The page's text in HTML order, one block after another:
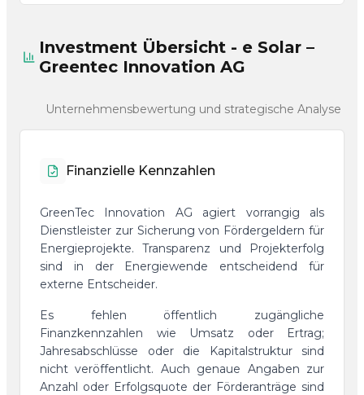
Investment Übersicht - e Solar –
Greentec Innovation AG
Unternehmensbewertung und strategische Analyse
Finanzielle Kennzahlen
GreenTec Innovation AG agiert vorrangig als
Dienstleister zur Sicherung von Fördergeldern für
Energieprojekte. Transparenz und Projekterfolg
sind in der Energiewende entscheidend für
externe Entscheider.
Es fehlen öffentlich zugängliche
Finanzkennzahlen wie Umsatz oder Ertrag;
Jahresabschlüsse oder die Kapitalstruktur sind
nicht veröffentlicht. Auch genaue Angaben zur
Anzahl oder Erfolgsquote der Förderanträge sind